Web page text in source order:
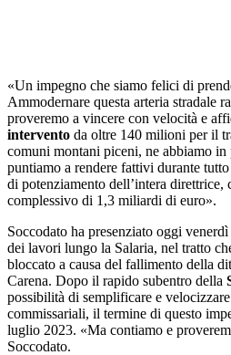
«Un impegno che siamo felici di
Ammodernare questa arteria stradale
proveremo a vincere con velocità e
intervento da oltre 140 milioni per il
comuni montani piceni, ne abbiamo
puntiamo a rendere fattivi durante
di potenziamento dell’intera direttrice,
complessivo di 1,3 miliardi di euro».
Soccodato ha presenziato oggi
dei lavori lungo la Salaria, nel tratto
bloccato a causa del fallimento della
Carena. Dopo il rapido subentro della
possibilità di semplificare e
commissariali, il termine di questo
luglio 2023. «Ma contiamo e
Soccodato.